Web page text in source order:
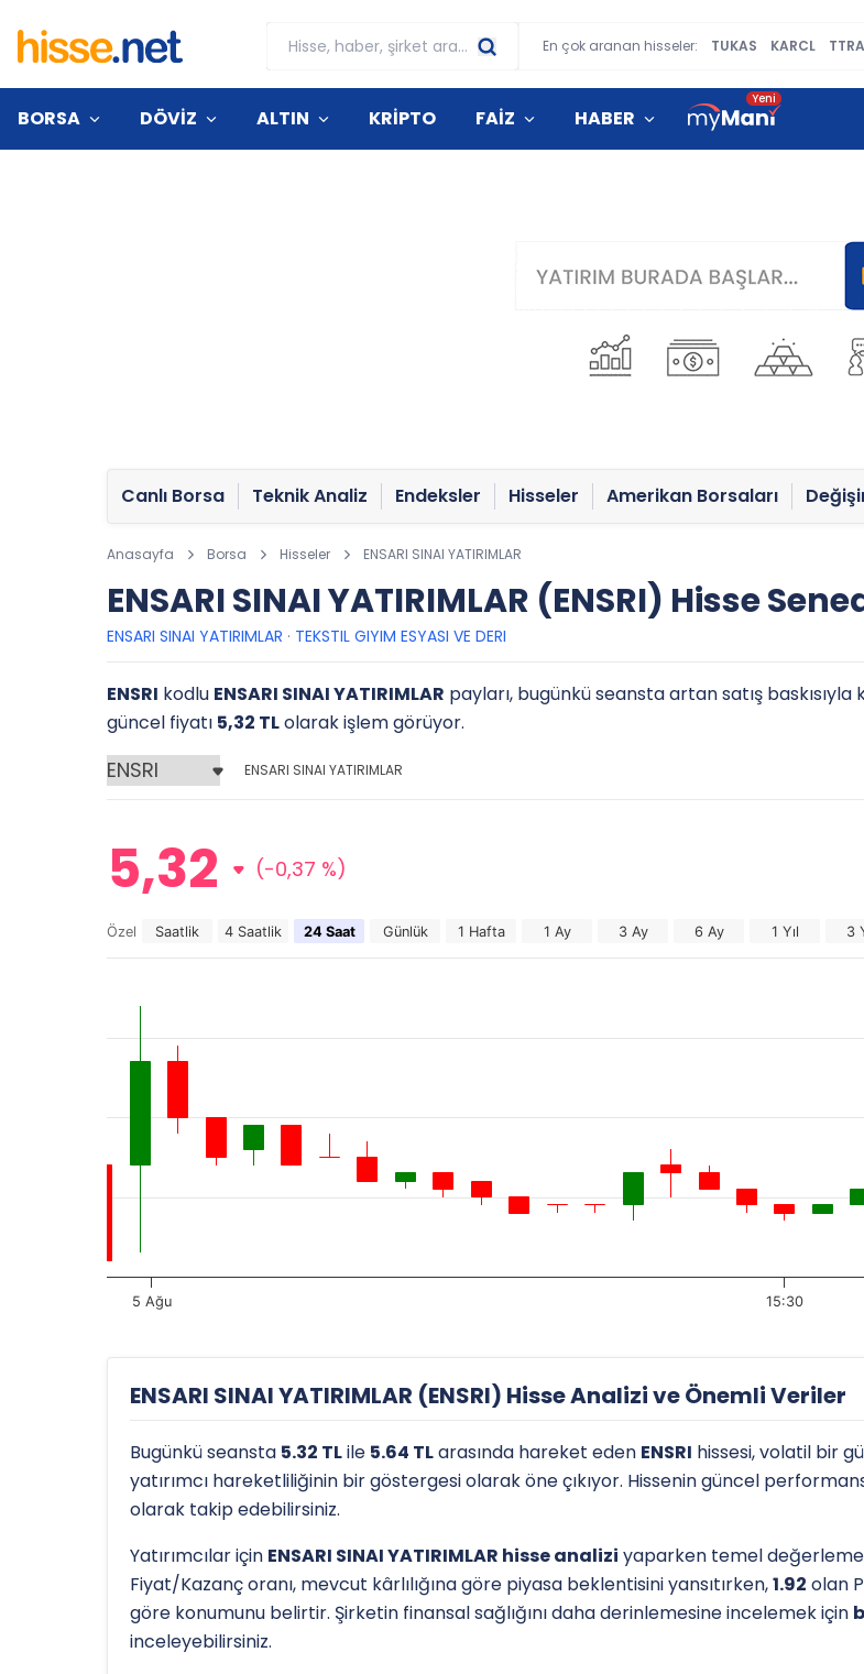
En çok aranan hisseler: TUKAS KARCL
BORSA DÖVİZ ALTIN KRİPTO FAİZ HABER
Canlı Borsa Teknik Analiz Endeksler Hisseler Amerikan Borsaları
Anasayfa Borsa Hisseler ENSARI SINAI YATIRIMLAR
ENSARI SINAI YATIRIMLAR (ENSRI) Hisse
ENSARI SINAI YATIRIMLAR · TEKSTIL GIYIM ESYASI VE DERI
ENSRI kodlu ENSARI SINAI YATIRIMLAR payları, bugünkü seansta artan satış baskısıyla
güncel fiyatı 5,32 TLolarak işlem görüyor.
ENSARI SINAI YATIRIMLAR
5,32 (-0,37 %)
Özel Saatlik 4 Saatlik 24 Saat Günlük 1 Hafta 1 Ay 3 Ay 6 Ay 1 Yıl 3
5 Ağu 15:30
ENSARI SINAI YATIRIMLAR (ENSRI) Hisse Analizi ve Önemli Veriler
Bugünkü seansta 5.32 TLile 5.64 TLarasında hareket eden ENSRI hissesi, volatil bir
yatırımcı hareketliliğinin bir göstergesi olarak öne çıkıyor. Hissenin güncel
olarak takip edebilirsiniz.
Yatırımcılar için ENSARI SINAI YATIRIMLAR hisse analizi yaparken temel değerleme
Fiyat/Kazanç oranı, mevcut kârlılığına göre piyasa beklentisini yansıtırken,1.92 olan
göre konumunu belirtir. Şirketin finansal sağlığını daha derinlemesine incelemek için
inceleyebilirsiniz.